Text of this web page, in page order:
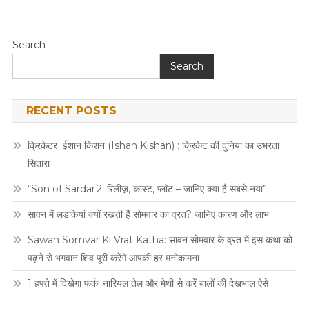
Search
Search
RECENT POSTS
क्रिकेटर ईशान किशन (Ishan Kishan) : क्रिकेट की दुनिया का उभरता
सितारा
“Son of Sardar 2: रिलीज़, कास्ट, प्लॉट – जानिए क्या है सबसे नया”
सावन में लड़कियां क्यों रखती हैं सोमवार का व्रत? जानिए कारण और लाभ
Sawan Somvar Ki Vrat Katha: सावन सोमवार के व्रत में इस कथा को
पढ़ने से भगवान शिव पूरी करेंगे आपकी हर मनोकामना
1 हफ्ते में दिखेगा फर्क! नारियल तेल और मेथी से करें बालों की देखभाल ऐसे